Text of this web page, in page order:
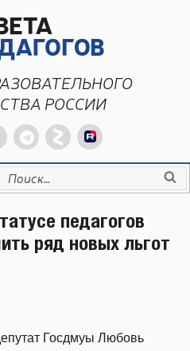
РОССИИ
Искать:
педагогов
ряд новых льгот
Госдмуы Любовь